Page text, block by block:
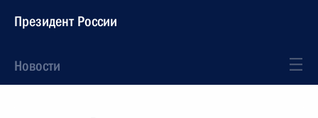
Президент России
Новости